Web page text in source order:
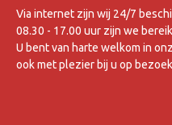
Via internet zijn wij 24/7
08.30 - 17.00 uur zijn we
U bent van harte welkom in
ook met plezier bij u op